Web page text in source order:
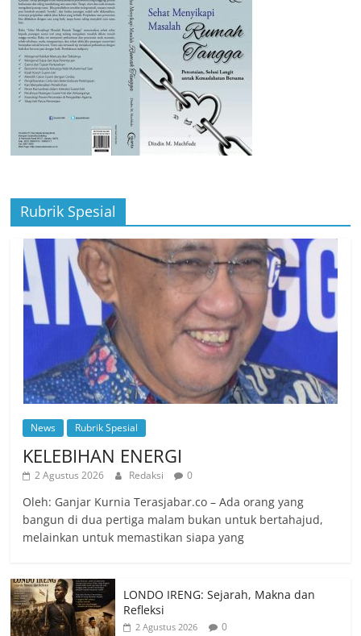
Rubrik Spesial
News Rubrik Spesial
KELEBIHAN ENERGI
2 Agustus 2026 Redaksi 0
Oleh: Ganjar Kurnia Terasjabar.co – Ada orang yang
bangun di dua pertiga malam bukan untuk bertahajud,
melainkan untuk memastikan siapa yang
LONDO IRENG: Sejarah, Makna dan
Refleksi
2 Agustus 2026 0